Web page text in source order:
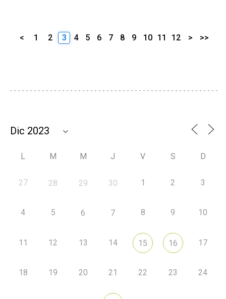
< 1 2 3 4 5 6 7 8 9 10 11 12 > >>
L M M J V S D
27 28 29 30 1 2 3
4 5 6 7 8 9 10
11 12 13 14 15 16 17
18 19 20 21 22 23 24